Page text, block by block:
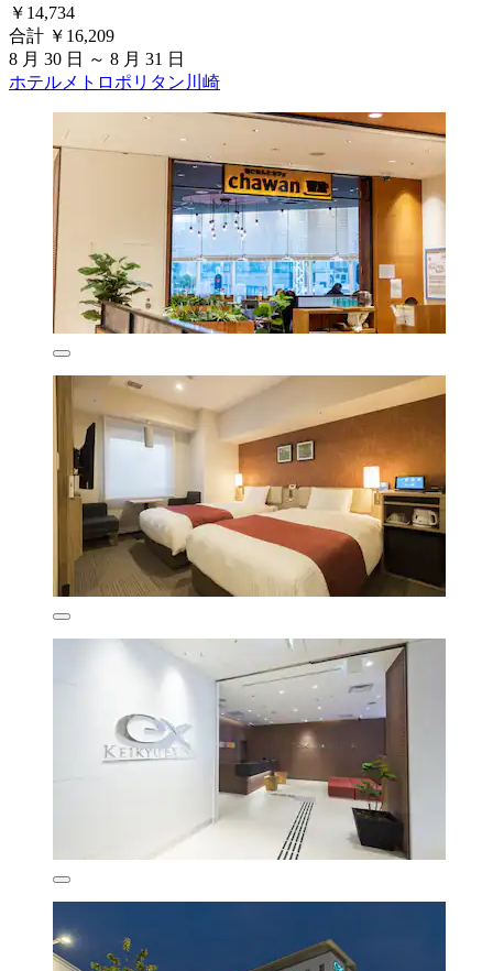
￥14,734
合計 ￥16,209
8 月 30 日 ～ 8 月 31 日
ホテルメトロポリタン川崎